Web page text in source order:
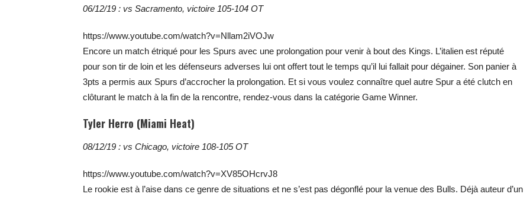
06/12/19 : vs Sacramento, victoire 105-104 OT
https://www.youtube.com/watch?v=Nllam2iVOJw
Encore un match étriqué pour les Spurs avec une prolongation pour venir à bout des Kings. L’italien est réputé
pour son tir de loin et les défenseurs adverses lui ont offert tout le temps qu’il lui fallait pour dégainer. Son panier à
3pts a permis aux Spurs d’accrocher la prolongation. Et si vous voulez connaître quel autre Spur a été clutch en
clôturant le match à la fin de la rencontre, rendez-vous dans la catégorie Game Winner.
Tyler Herro (Miami Heat)
08/12/19 : vs Chicago, victoire 108-105 OT
https://www.youtube.com/watch?v=XV85OHcrvJ8
Le rookie est à l’aise dans ce genre de situations et ne s’est pas dégonflé pour la venue des Bulls. Déjà auteur d’un